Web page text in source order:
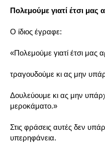
Πολεμούμε γιατί έτσι μας
Ο ίδιος έγραφε:
«Πολεμούμε γιατί έτσι μας
τραγουδούμε κι ας μην
Δουλεύουμε κι ας μην
μεροκάματο.»
Στις φράσεις αυτές δεν
υπερηφάνεια.